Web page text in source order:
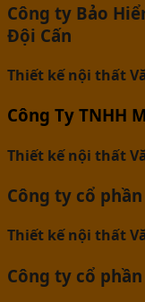
Công ty Bảo
Đội Cấn
Thiết kế nội thất
Công Ty TNHH
Thiết kế nội thất
Công ty cổ
Thiết kế nội thất
Công ty cổ phần